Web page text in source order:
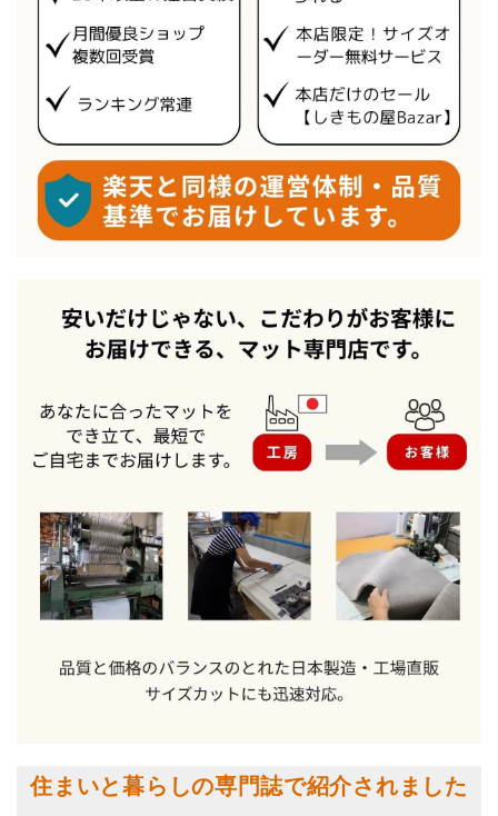
住まいと暮らしの専門誌で紹介されました